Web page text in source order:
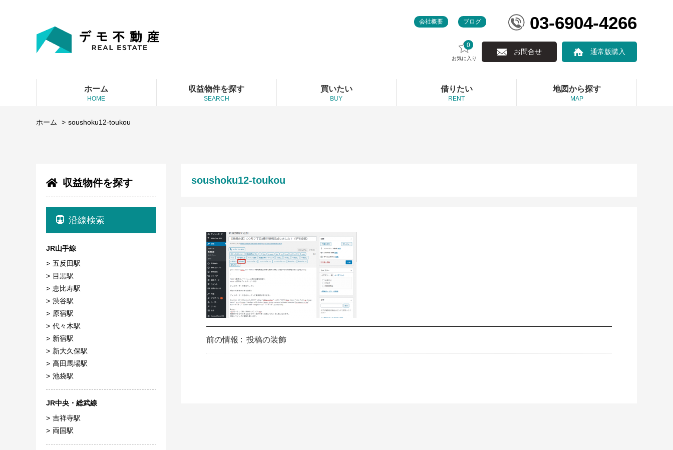
会社概要 ブログ 03-6904-4266
0
お気に入り
お問合せ 通常版購入
ホーム
HOME
収益物件を探す
SEARCH
買いたい
BUY
借りたい
RENT
地図から探す
MAP
ホーム soushoku12-toukou
収益物件を探す
沿線検索
JR山手線
五反田駅
目黒駅
恵比寿駅
渋谷駅
原宿駅
代々木駅
新宿駅
新大久保駅
高田馬場駅
池袋駅
JR中央・総武線
吉祥寺駅
両国駅
soushoku12-toukou
前の情報 : 投稿の装飾